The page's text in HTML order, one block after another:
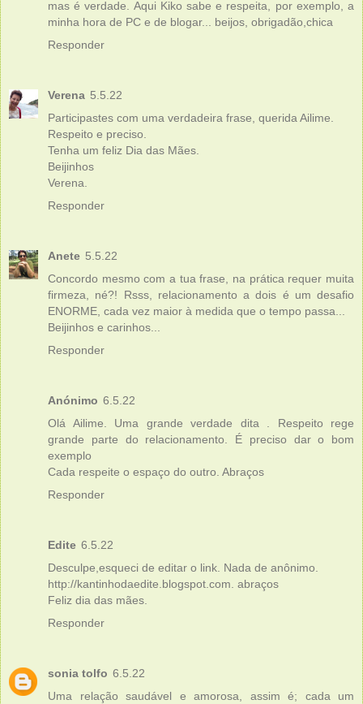
mas é verdade. Aqui Kiko sabe e respeita, por exemplo, a
minha hora de PC e de blogar... beijos, obrigadão,chica
Responder
Verena 5.5.22
Participastes com uma verdadeira frase, querida Ailime.
Respeito e preciso.
Tenha um feliz Dia das Mães.
Beijinhos
Verena.
Responder
Anete 5.5.22
Concordo mesmo com a tua frase, na prática requer muita
firmeza, né?! Rsss, relacionamento a dois é um desafio
ENORME, cada vez maior à medida que o tempo passa...
Beijinhos e carinhos...
Responder
Anónimo 6.5.22
Olá Ailime. Uma grande verdade dita . Respeito rege
grande parte do relacionamento. É preciso dar o bom
exemplo
Cada respeite o espaço do outro. Abraços
Responder
Edite 6.5.22
Desculpe,esqueci de editar o link. Nada de anônimo.
http://kantinhodaedite.blogspot.com. abraços
Feliz dia das mães.
Responder
sonia tolfo 6.5.22
Uma relação saudável e amorosa, assim é; cada um